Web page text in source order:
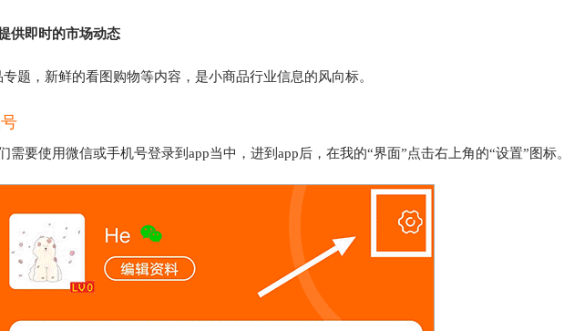
供即时的市场动态
题，新鲜的看图购物等内容，是小商品行业信息的风向标。
需要使用微信或手机号登录到app当中，进到app后，在我的“界面”点击右上角的“设置”图标。